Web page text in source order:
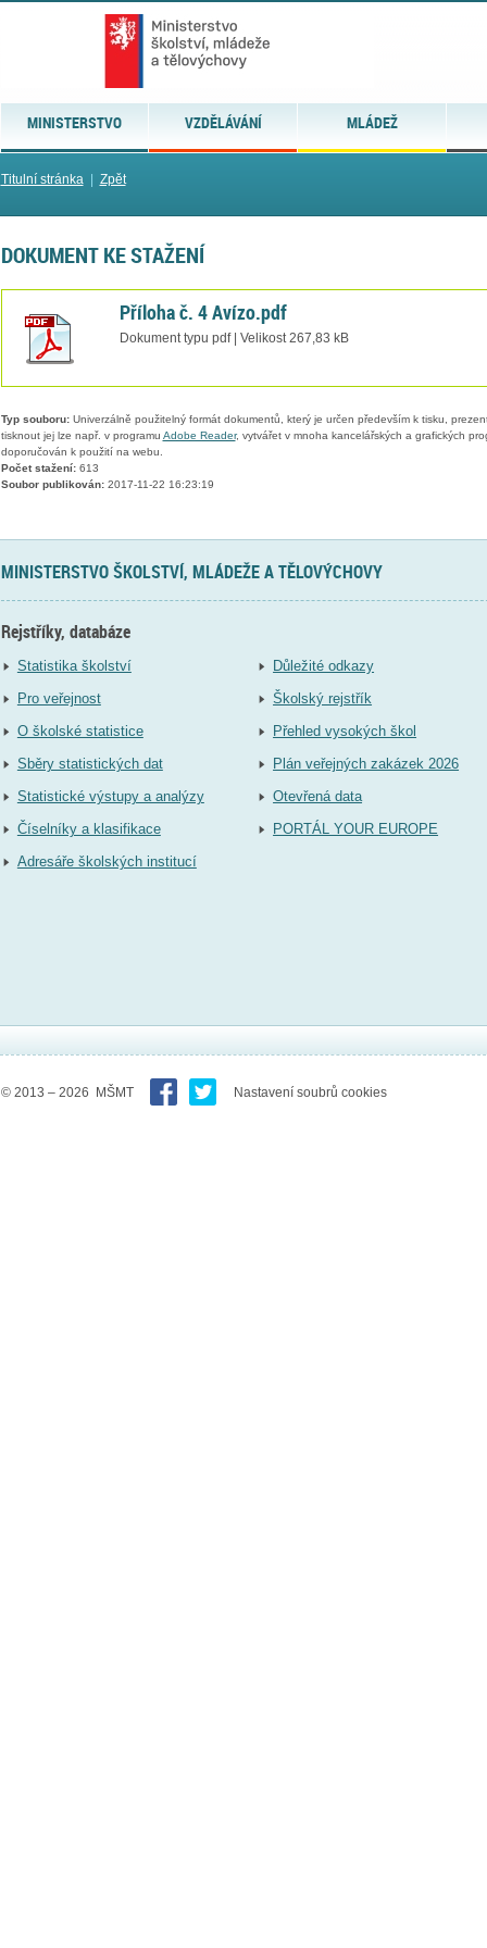
MINISTERSTVO VZDĚLÁVÁNÍ MLÁDEŽ
Titulní stránka| Zpět
DOKUMENT KE STAŽENÍ
Příloha č. 4 Avízo.pdf
Dokument typu pdf | Velikost 267,83 kB
Typ souboru:Univerzálně použitelný formát dokumentů, který je určen především k tisku,
tisknout jej lze např. v programu Adobe Reader, vytvářet v mnoha kancelářských a grafických
doporučován k použití na webu.
Počet stažení:613
Soubor publikován:2017-11-22 16:23:19
MINISTERSTVO ŠKOLSTVÍ, MLÁDEŽE A TĚLOVÝCHOVY
Rejstříky, databáze
Statistika školství
Pro veřejnost
O školské statistice
Sběry statistických dat
Statistické výstupy a analýzy
Číselníky a klasifikace
Adresáře školských institucí
Důležité odkazy
Školský rejstřík
Přehled vysokých škol
Plán veřejných zakázek 2026
Otevřená data
PORTÁL YOUR EUROPE
© 2013 – 2026 MŠMT Nastavení soubrů cookies